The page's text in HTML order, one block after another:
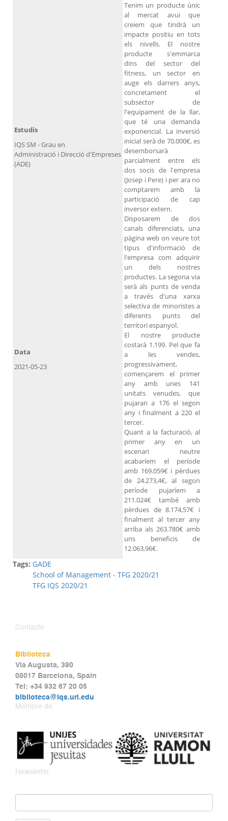
Tenim un producte únic
al mercat avui que
creiem que tindrà un
impacte positiu en tots
els nivells. El nostre
producte s'emmarca
dins del sector del
fitness, un sector en
auge els darrers anys,
concretament el
subsector de
l'equipament de la llar,
que té una demanda
exponencial. La inversió
inicial serà de 70.000€, es
desemborsarà
parcialment entre els
dos socis de l'empresa
(Josep i Pere) i per ara no
comptarem amb la
participació de cap
inversor extern.
Disposarem de dos
canals diferenciats, una
pàgina web on veure tot
tipus d'informació de
l'empresa com adquirir
un dels nostres
productes. La segona via
serà als punts de venda
a través d'una xarxa
selectiva de minoristes a
diferents punts del
territori espanyol.
El nostre producte
costarà 1.199. Pel que fa
a les vendes,
progressivament,
començarem el primer
any amb unes 141
unitats venudes, que
pujaran a 176 el segon
any i finalment a 220 el
tercer.
Quant a la facturació, al
primer any en un
escenari neutre
acabaríem el període
amb 169.059€ i pèrdues
de 24.273,4€, al segon
període pujaríem a
211.024€ també amb
pèrdues de 8.174,57€ i
finalment al tercer any
arriba als 263.780€ amb
uns beneficis de
12.063,96€.
Estudis
IQS SM - Grau en
Administració i Direcció d'Empreses
(ADE)
Data
2021-05-23
Tags: GADE
School of Management - TFG 2020/21
TFG IQS 2020/21
Contacte
Biblioteca
Via Augusta, 390
08017 Barcelona, Spain
Tel: +34 932 67 20 05
biblioteca@iqs.url.edu
Membre de
Newsletter